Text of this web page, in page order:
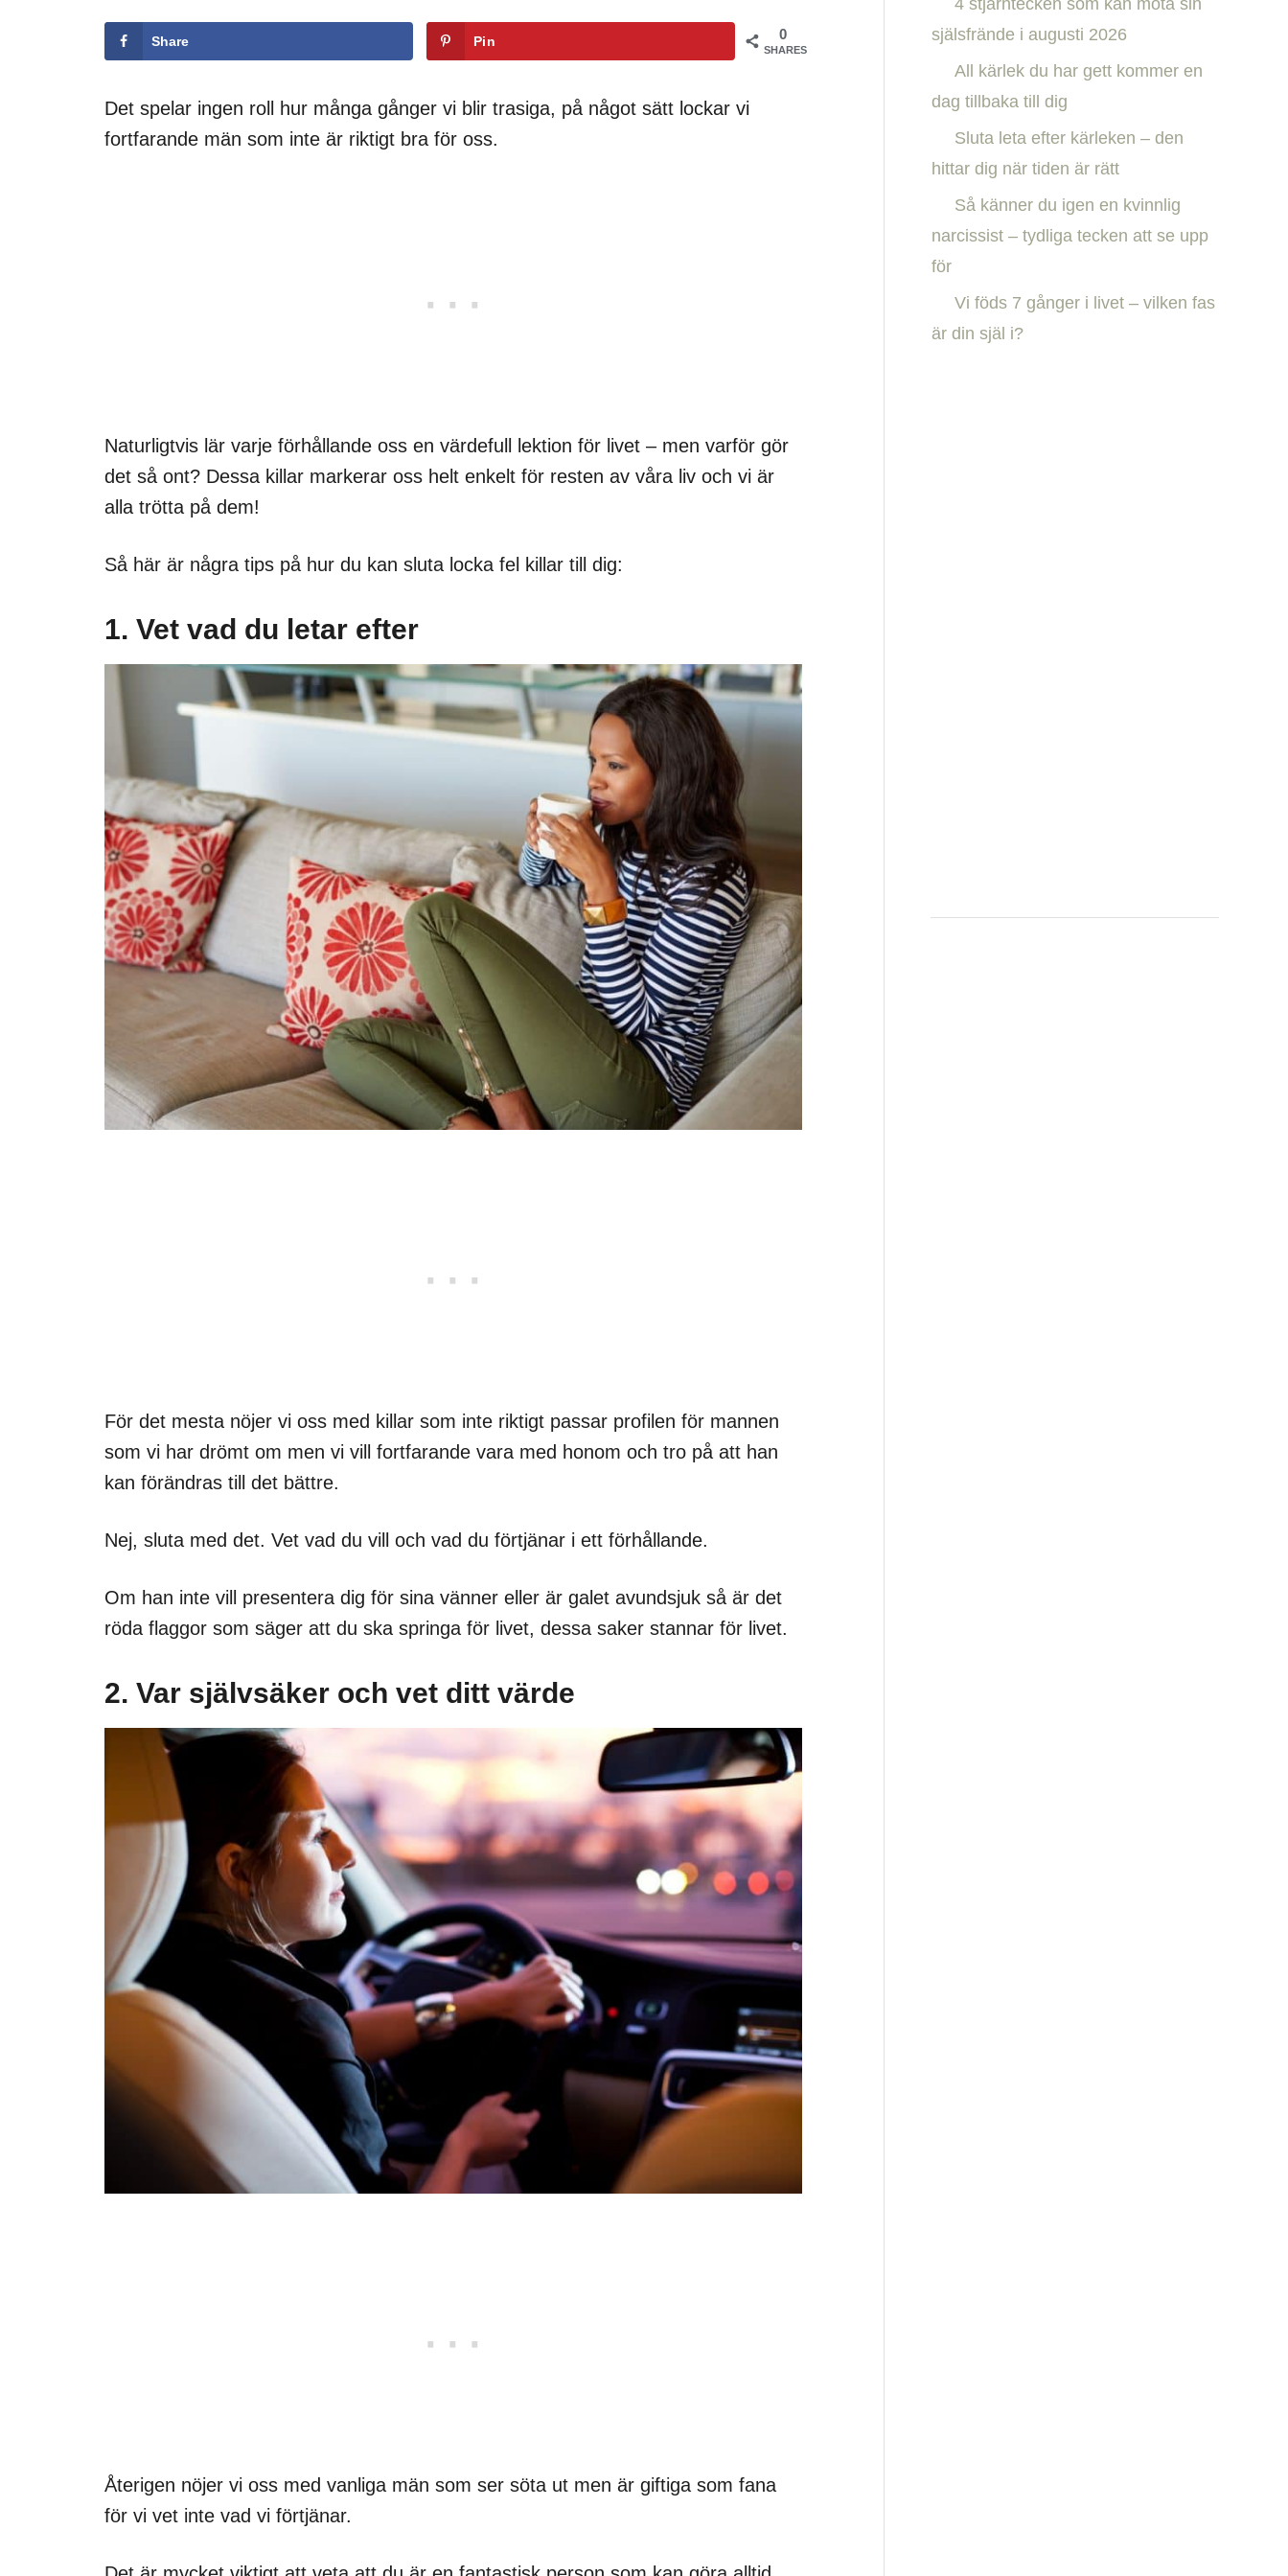
0
SHARES
Share Pin
Det spelar ingen roll hur många gånger vi blir trasiga, på något sätt lockar vi
fortfarande män som inte är riktigt bra för oss.
Naturligtvis lär varje förhållande oss en värdefull lektion för livet – men varför gör
det så ont? Dessa killar markerar oss helt enkelt för resten av våra liv och vi är
alla trötta på dem!
Så här är några tips på hur du kan sluta locka fel killar till dig:
1. Vet vad du letar efter
För det mesta nöjer vi oss med killar som inte riktigt passar profilen för mannen
som vi har drömt om men vi vill fortfarande vara med honom och tro på att han
kan förändras till det bättre.
Nej, sluta med det. Vet vad du vill och vad du förtjänar i ett förhållande.
Om han inte vill presentera dig för sina vänner eller är galet avundsjuk så är det
röda flaggor som säger att du ska springa för livet, dessa saker stannar för livet.
2. Var självsäker och vet ditt värde
Återigen nöjer vi oss med vanliga män som ser söta ut men är giftiga som fana
för vi vet inte vad vi förtjänar.
f
r
4 stjärntecken som kan möta sin
själsfrände i augusti 2026
All kärlek du har gett kommer en
dag tillbaka till dig
Sluta leta efter kärleken – den
hittar dig när tiden är rätt
Så känner du igen en kvinnlig
narcissist – tydliga tecken att se upp
för
Vi föds 7 gånger i livet – vilken fas
är din själ i?